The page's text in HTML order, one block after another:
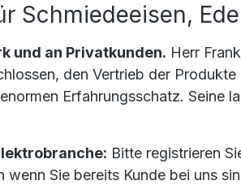
Schmiedeeisen,
und an Privatkunden. Herr
den Vertrieb der
Erfahrungsschatz. Seine
Bitte registrieren
wenn Sie bereits Kunde bei uns